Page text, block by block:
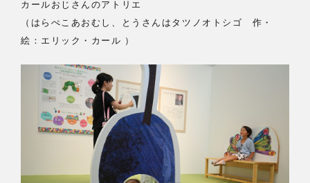
カールおじさんのアトリエ
（はらぺこあおむし、とうさんはタツノオトシゴ 作・
絵：エリック・カール ）